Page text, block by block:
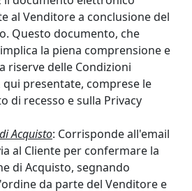
al Venditore a conclusione del
Questo documento, che
la piena comprensione e
riserve delle Condizioni
qui presentate, comprese le
di recesso e sulla Privacy
Acquisto: Corrisponde all'email
al Cliente per confermare la
di Acquisto, segnando
da parte del Venditore e